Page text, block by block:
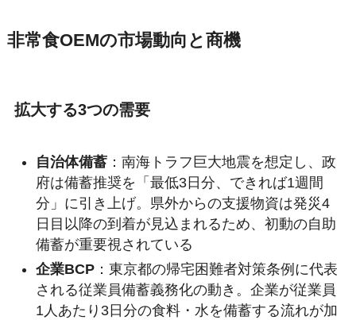
非常食OEMの市場動向と商機
拡大する3つの需要
自治体備蓄：南海トラフ巨大地震を想定し、政
府は備蓄推奨を「最低3日分、できれば1週間
分」に引き上げ。県外からの支援物資は発災4
日目以降の到着が見込まれるため、初動の自助
備蓄が重要視されている
企業BCP：東京都の帰宅困難者対策条例に代表
される従業員備蓄義務化の動き。企業が従業員
1人あたり3日分の食料・水を備蓄する流れが加